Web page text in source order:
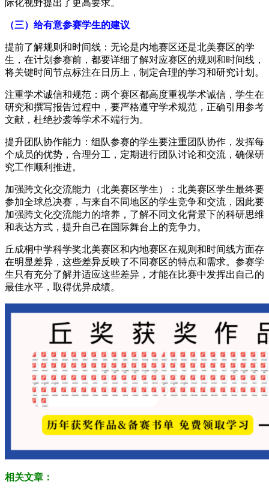
际化视野提出了更高要求。
（三）给有意参赛学生的建议
提前了解规则和时间线：无论是内地赛区还是北美赛区的学
生，在计划参赛前，都要详细了解对应赛区的规则和时间线，
将关键时间节点标注在日历上，制定合理的学习和研究计划。
注重学术诚信和规范：两个赛区都高度重视学术诚信，学生在
研究和撰写报告过程中，要严格遵守学术规范，正确引用参考
文献，杜绝抄袭等学术不端行为。
提升团队协作能力：组队参赛的学生要注重团队协作，发挥每
个成员的优势，合理分工，定期进行团队讨论和交流，确保研
究工作顺利推进。
加强跨文化交流能力（北美赛区学生）：北美赛区学生最终要
参加全球总决赛，与来自不同地区的学生竞争和交流，因此要
加强跨文化交流能力的培养，了解不同文化背景下的科研思维
和表达方式，提升自己在国际舞台上的竞争力。
丘成桐中学科学奖北美赛区和内地赛区在规则和时间线方面存
在明显差异，这些差异反映了不同赛区的特点和需求。参赛学
生只有充分了解并适应这些差异，才能在比赛中发挥出自己的
最佳水平，取得优异成绩。
相关文章：